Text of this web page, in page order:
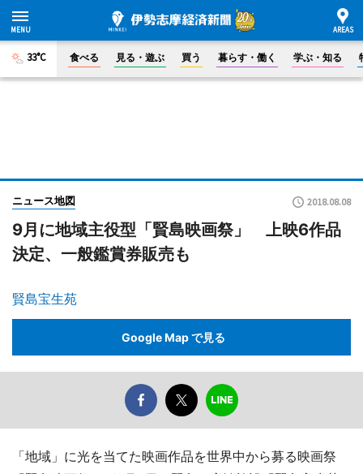
33°C 食べる 見る・遊ぶ 買う 暮らす・働く 学ぶ・知る
ニュース地図 2018.08.08
9月に地域主役型「賢島映画祭」 上映6作品
決定、一般鑑賞券販売も
賢島宝生苑
Google Map で見る
「地域」に光を当てた映画作品を世界中から募る映画祭